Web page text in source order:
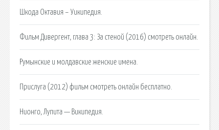
Шкода Октавия – Уикипедия.
Фильм Дивергент, глава 3: За стеной (2016) смотреть онлайн.
Румынские и молдавские женские имена.
Прислуга (2012) фильм смотреть онлайн бесплатно.
Нионго, Лупита — Википедия.